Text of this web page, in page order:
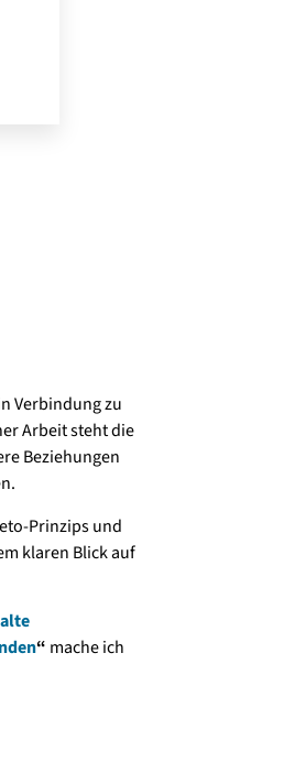
Verbindung zu
Arbeit steht die
Beziehungen
Prinzips und
klaren Blick auf
“ mache ich